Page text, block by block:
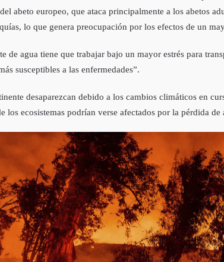
abeto europeo, que ataca principalmente a los abetos
lo que genera preocupación por los efectos de un
de agua tiene que trabajar bajo un mayor estrés para
susceptibles a las enfermedades”.
desaparezcan debido a los cambios climáticos en
ecosistemas podrían verse afectados por la pérdida